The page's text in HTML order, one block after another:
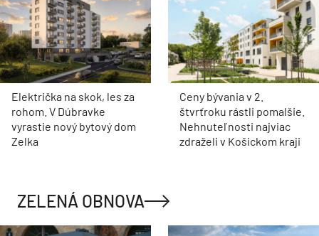
Električka na skok, les za
rohom. V Dúbravke
vyrastie nový bytový dom
Zelka
Ceny bývania v 2.
štvrťroku rástli pomalšie.
Nehnuteľnosti najviac
zdraželi v Košickom kraji
ZELENÁ OBNOVA